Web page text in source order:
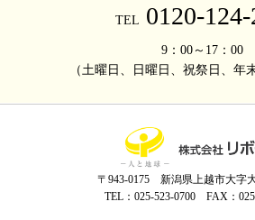
TEL 0120-
9：00～17：00
（土曜日、日曜日、祝祭日、年
〒943-0175 新潟県上越市大字
TEL：025-523-0700 FAX：